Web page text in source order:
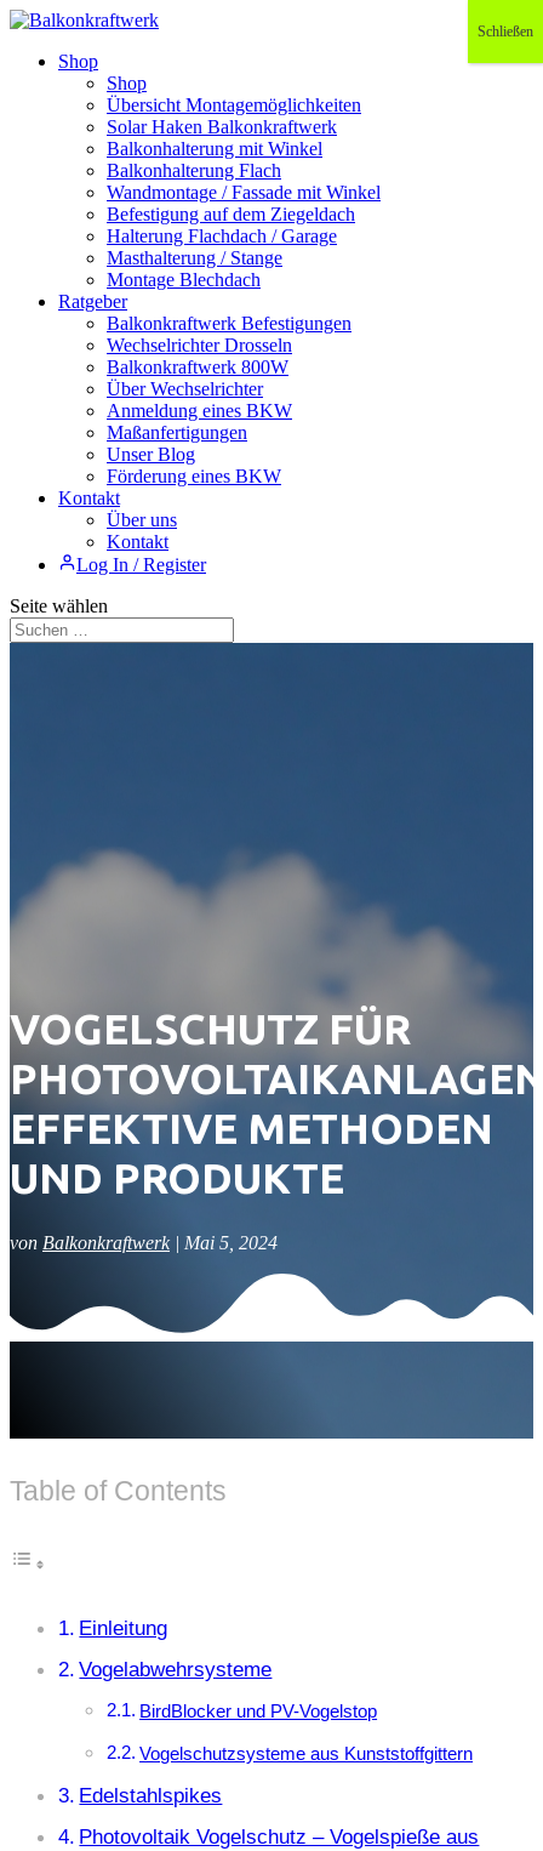
Shop
Shop
Übersicht Montagemöglichkeiten
Solar Haken Balkonkraftwerk
Balkonhalterung mit Winkel
Balkonhalterung Flach
Wandmontage / Fassade mit Winkel
Befestigung auf dem Ziegeldach
Halterung Flachdach / Garage
Masthalterung / Stange
Montage Blechdach
Ratgeber
Balkonkraftwerk Befestigungen
Wechselrichter Drosseln
Balkonkraftwerk 800W
Über Wechselrichter
Anmeldung eines BKW
Maßanfertigungen
Unser Blog
Förderung eines BKW
Kontakt
Über uns
Kontakt
Log In / Register
Seite wählen
VOGELSCHUTZ FÜR
EFFEKTIVE METHODEN
UND PRODUKTE
von Balkonkraftwerk| Mai 5, 2024
Table of Contents
Einleitung
Vogelabwehrsysteme
BirdBlocker und PV-Vogelstop
Vogelschutzsysteme aus Kunststoffgittern
Edelstahlspikes
Photovoltaik Vogelschutz – Vogelspieße aus
Schließen